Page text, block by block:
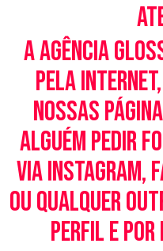
A Agência
pela
nossas
alguém pedir
via Instagram,
ou qualquer
perfil e por